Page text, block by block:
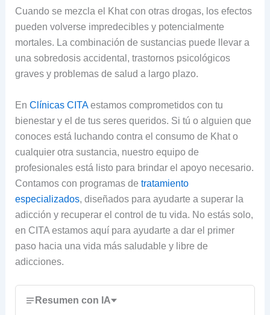
Cuando se mezcla el Khat con otras drogas, los efectos
pueden volverse impredecibles y potencialmente
mortales. La combinación de sustancias puede llevar a
una sobredosis accidental, trastornos psicológicos
graves y problemas de salud a largo plazo.
En Clínicas CITAestamos comprometidos con tu
bienestar y el de tus seres queridos. Si tú o alguien que
conoces está luchando contra el consumo de Khat o
cualquier otra sustancia, nuestro equipo de
profesionales está listo para brindar el apoyo necesario.
Contamos con programas de tratamiento
especializados, diseñados para ayudarte a superar la
adicción y recuperar el control de tu vida. No estás solo,
en CITA estamos aquí para ayudarte a dar el primer
paso hacia una vida más saludable y libre de
adicciones.
Resumen con IA